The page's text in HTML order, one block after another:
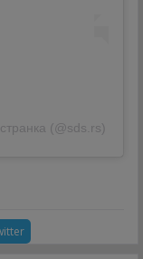
(@sds.rs)